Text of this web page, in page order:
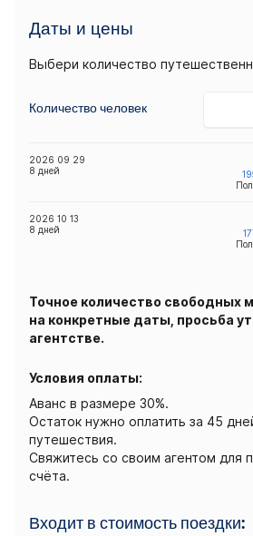
Даты и цены
Выбери количество
Количество человек
2026 09 29
8 дней
2026 10 13
8 дней
Точное количество свободных
на конкретные даты, просьба
агентстве.
Условия оплаты:
Аванс в размере 30%.
Остаток нужно оплатить за 45
путешествия.
Свяжитесь со своим агентом для
счёта.
Входит в стоимость поездки: